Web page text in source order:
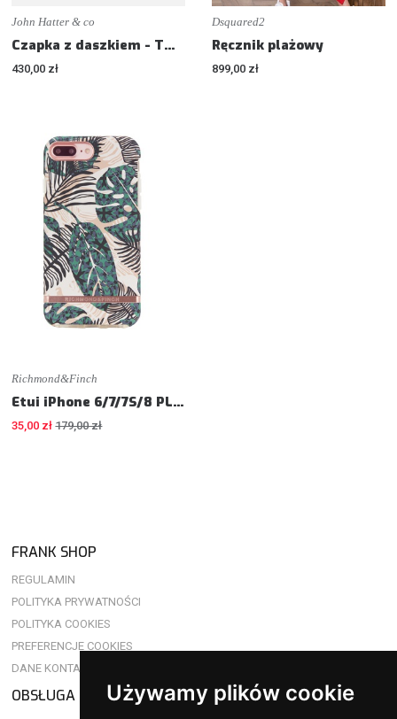
Używamy plików cookie
John Hatter & co
Czapka z daszkiem - THE QUEEN - Aluminium logo edition
430,00 zł
Dsquared2
Ręcznik plażowy
899,00 zł
Richmond&Finch
Etui iPhone 6/7/7S/8 PLUS - Tropical Leaves
35,00 zł 179,00 zł
FRANK SHOP
REGULAMIN
POLITYKA PRYWATNOŚCI
POLITYKA COOKIES
PREFERENCJE COOKIES
DANE KONTAKTOWE
OBSŁUGA KLIENTA